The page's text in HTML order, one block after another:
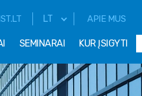
APIE MUS
LT
SEMINARAI KUR ĮSIGYTI